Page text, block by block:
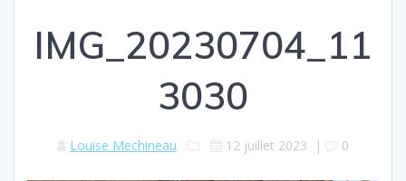
IMG_20230704_11
3030
Louise Mechineau 12 juillet 2023 | 0